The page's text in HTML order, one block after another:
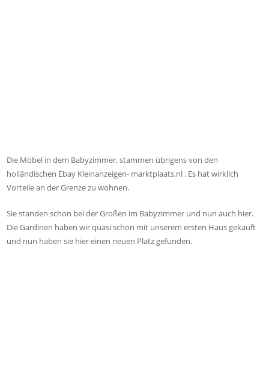
Die Möbel in dem Babyzimmer, stammen übrigens von den
holländischen Ebay Kleinanzeigen- marktplaats.nl . Es hat wirklich
Vorteile an der Grenze zu wohnen.
Sie standen schon bei der Großen im Babyzimmer und nun auch hier.
Die Gardinen haben wir quasi schon mit unserem ersten Haus gekauft
und nun haben sie hier einen neuen Platz gefunden.